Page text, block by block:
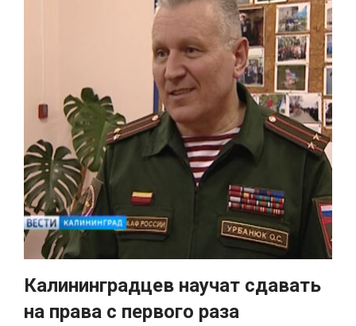
Калининградцев научат сдавать
на права с первого раза